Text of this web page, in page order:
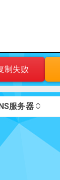
制失败
服务器